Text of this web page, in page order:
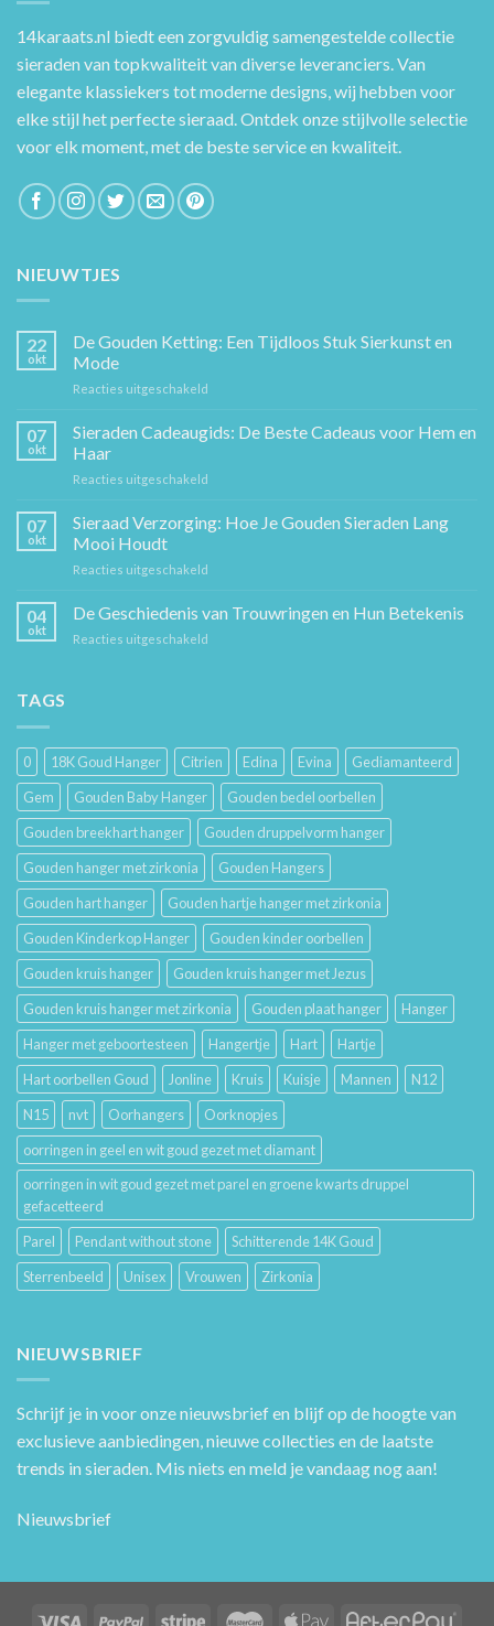
14karaats.nl biedt een zorgvuldig samengestelde collectie
sieraden van topkwaliteit van diverse leveranciers. Van
elegante klassiekers tot moderne designs, wij hebben voor
elke stijl het perfecte sieraad. Ontdek onze stijlvolle selectie
voor elk moment, met de beste service en kwaliteit.
NIEUWTJES
22
okt
De Gouden Ketting: Een Tijdloos Stuk Sierkunst en
Mode
Reacties uitgeschakeld
Gouden
Sierkunst
07
okt
Sieraden Cadeaugids: De Beste Cadeaus voor Hem en
Haar
Reacties uitgeschakeld
Cadeaugids:
De
Hem
07
okt
Sieraad Verzorging: Hoe Je Gouden Sieraden Lang
Mooi Houdt
Reacties uitgeschakeld
Verzorging:
04
okt
De Geschiedenis van Trouwringen en Hun Betekenis
Reacties uitgeschakeld
Hun
Betekenis
TAGS
0 18K Goud Hanger Citrien Edina Evina
Gediamanteerd
Gem
Gouden Baby Hanger
Gouden bedel oorbellen
Gouden breekhart hanger
Gouden druppelvorm hanger
Gouden hanger met zirkonia
Gouden Hangers
Gouden hart hanger
Gouden hartje hanger met zirkonia
Gouden Kinderkop Hanger
Gouden kinder oorbellen
Gouden kruis hanger
Gouden kruis hanger met Jezus
Gouden kruis hanger met zirkonia
Gouden plaat hanger
Hanger
Hanger met geboortesteen
Hangertje Hart
Hartje
Hart oorbellen Goud
Jonline Kruis Kuisje Mannen
N12
N15
nvt Oorhangers
Oorknopjes
oorringen in geel en wit goud gezet met diamant
oorringen in wit goud gezet met parel en groene kwarts druppel
gefacetteerd
Parel
Pendant without stone
Schitterende 14K Goud
Sterrenbeeld
Unisex Vrouwen Zirkonia
NIEUWSBRIEF
Schrijf je in voor onze nieuwsbrief en blijf op de hoogte van
exclusieve aanbiedingen, nieuwe collecties en de laatste
trends in sieraden. Mis niets en meld je vandaag nog aan!
Nieuwsbrief